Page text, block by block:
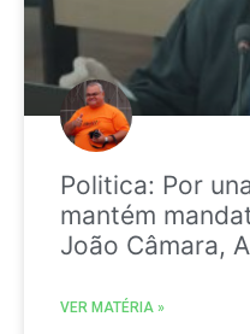
Politica: Por
mantém
João Câmara,
VER MATÉRIA »